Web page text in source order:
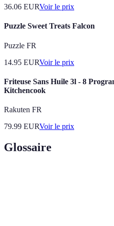
36.06 EURVoir le prix
Puzzle Sweet Treats Falcon
Puzzle FR
14.95 EURVoir le prix
Friteuse Sans Huile 3l - 8
Kitchencook
Rakuten FR
79.99 EURVoir le prix
Glossaire